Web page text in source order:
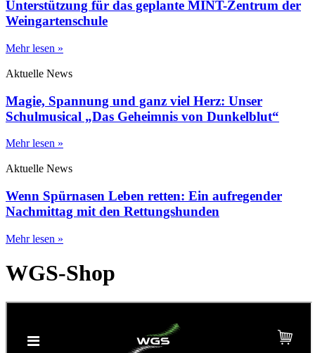
Unterstützung für das geplante MINT-Zentrum der
Weingartenschule
Mehr lesen »
Aktuelle News
Magie, Spannung und ganz viel Herz: Unser
Schulmusical „Das Geheimnis von Dunkelblut“
Mehr lesen »
Aktuelle News
Wenn Spürnasen Leben retten: Ein aufregender
Nachmittag mit den Rettungshunden
Mehr lesen »
WGS-Shop